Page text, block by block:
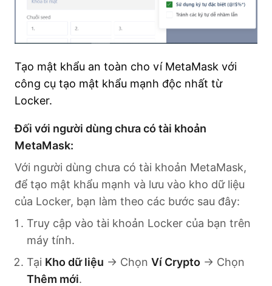
Tạo mật khẩu an toàn cho ví MetaMask với
công cụ tạo mật khẩu mạnh độc nhất từ
Locker.
Đối với người dùng chưa có tài khoản
MetaMask:
Với người dùng chưa có tài khoản MetaMask,
để tạo mật khẩu mạnh và lưu vào kho dữ liệu
của Locker, bạn làm theo các bước sau đây:
Truy cập vào tài khoản Locker của bạn trên
máy tính.
Tại Kho dữ liệu → Chọn Ví Crypto → Chọn
Thêm mới.